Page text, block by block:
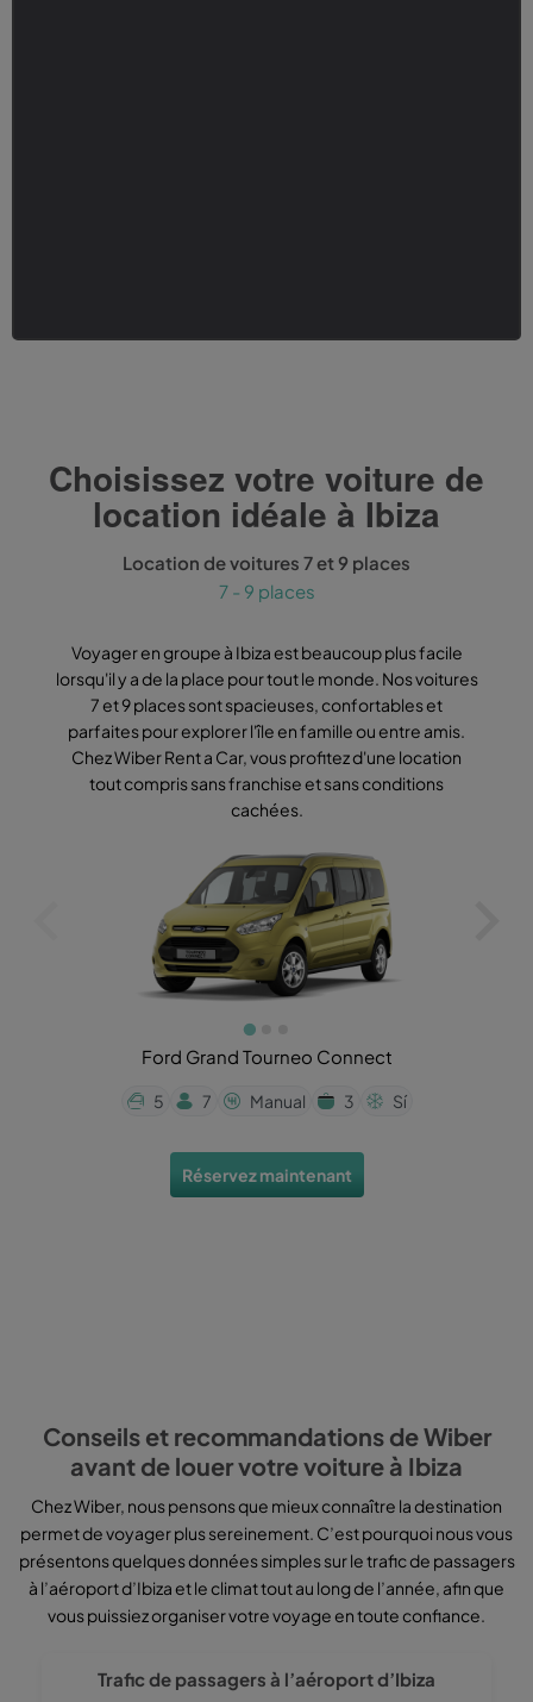
Choisissez votre voiture de
location idéale à Ibiza
Location de voitures 7 et 9 places
7 - 9 places
Voyager en groupe à Ibiza est beaucoup plus facile
lorsqu'il y a de la place pour tout le monde. Nos voitures
7 et 9 places sont spacieuses, confortables et
parfaites pour explorer l'île en famille ou entre amis.
Chez Wiber Rent a Car, vous profitez d'une location
tout compris sans franchise et sans conditions
cachées.
Ford Grand Tourneo Connect
5 7 Manual 3 Sí
Réservez maintenant
Conseils et recommandations de Wiber
avant de louer votre voiture à Ibiza
Chez Wiber, nous pensons que mieux connaître la destination
permet de voyager plus sereinement. C’est pourquoi nous vous
présentons quelques données simples sur le trafic de passagers
à l’aéroport d’Ibiza et le climat tout au long de l’année, afin que
vous puissiez organiser votre voyage en toute confiance.
Trafic de passagers à l’aéroport d’Ibiza